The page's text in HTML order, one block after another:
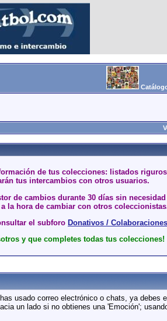
de tus colecciones: listados
tus intercambios con otros usuarios.
de cambios durante 30 días sin
la hora de cambiar con otros
el subforo Donativos /
y que completes todas tus colecciones!
usado correo electrónico o chats, ya
un lado si no obtienes una 'Emoción';